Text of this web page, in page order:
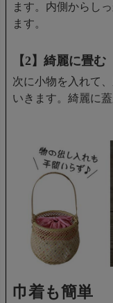
ます。内側からし
ます。
【2】綺麗に畳む
次に小物を入れて
いきます。綺麗に
巾着も簡単